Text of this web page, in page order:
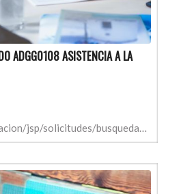
ADGG0108 ASISTENCIA A LA
empleo.jccm.es/formacion/jsp/solicitudes/busquedaGrupos.jsp